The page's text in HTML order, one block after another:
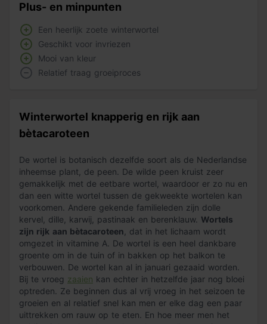
Plus- en minpunten
Een heerlijk zoete winterwortel
Geschikt voor invriezen
Mooi van kleur
Relatief traag groeiproces
Winterwortel knapperig en rijk aan
bètacaroteen
De wortel is botanisch dezelfde soort als de Nederlandse
inheemse plant, de peen. De wilde peen kruist zeer
gemakkelijk met de eetbare wortel, waardoor er zo nu en
dan een witte wortel tussen de gekweekte wortelen kan
voorkomen. Andere gekende familieleden zijn dolle
kervel, dille, karwij, pastinaak en berenklauw. Wortels
zijn rijk aan bètacaroteen , dat in het lichaam wordt
omgezet in vitamine A. De wortel is een heel dankbare
groente om in de tuin of in bakken op het balkon te
verbouwen. De wortel kan al in januari gezaaid worden.
Bij te vroeg zaaien kan echter in hetzelfde jaar nog bloei
optreden. Ze beginnen dus al vrij vroeg in het seizoen te
groeien en al relatief snel kan men er elke dag een paar
uittrekken om rauw op te eten. En hoe meer men het